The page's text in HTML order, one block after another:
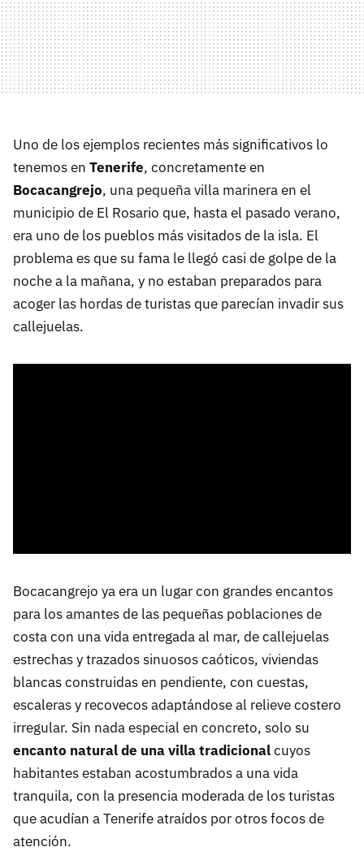
Uno de los ejemplos recientes más significativos lo
tenemos en Tenerife, concretamente en
Bocacangrejo, una pequeña villa marinera en el
municipio de El Rosario que, hasta el pasado verano,
era uno de los pueblos más visitados de la isla. El
problema es que su fama le llegó casi de golpe de la
noche a la mañana, y no estaban preparados para
acoger las hordas de turistas que parecían invadir sus
callejuelas.
Bocacangrejo ya era un lugar con grandes encantos
para los amantes de las pequeñas poblaciones de
costa con una vida entregada al mar, de callejuelas
estrechas y trazados sinuosos caóticos, viviendas
blancas construidas en pendiente, con cuestas,
escaleras y recovecos adaptándose al relieve costero
irregular. Sin nada especial en concreto, solo su
encanto natural de una villa tradicionalcuyos
habitantes estaban acostumbrados a una vida
tranquila, con la presencia moderada de los turistas
que acudían a Tenerife atraídos por otros focos de
atención.